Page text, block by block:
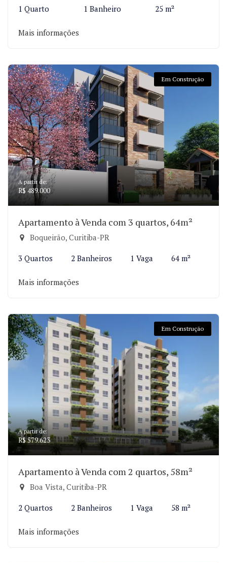
1 Quarto 1 Banheiro 25 m²
Mais informações
Em Construção
A partir de:
R$ 489.000
Apartamento à Venda com 3 quartos, 64m²
Boqueirão, Curitiba-PR
3 Quartos 2 Banheiros 1 Vaga 64 m²
Mais informações
Em Construção
A partir de:
R$ 579.623
Apartamento à Venda com 2 quartos, 58m²
Boa Vista, Curitiba-PR
2 Quartos 2 Banheiros 1 Vaga 58 m²
Mais informações